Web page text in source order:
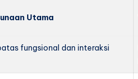
Utama
fungsional dan interaksi